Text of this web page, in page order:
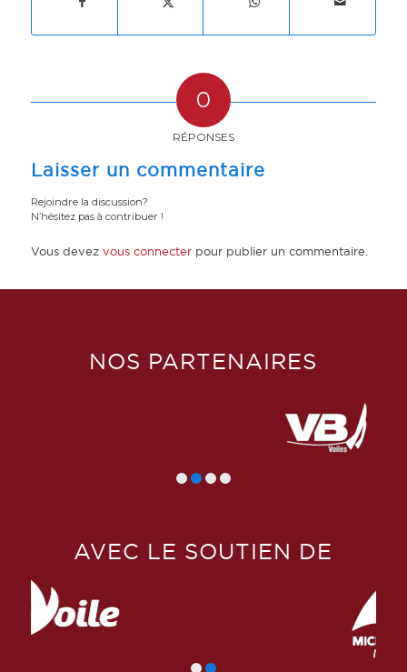
0
RÉPONSES
Laisser un commentaire
Rejoindre la discussion?
N’hésitez pas à contribuer !
Vous devez vous connecterpour publier un commentaire.
NOS PARTENAIRES
AVEC LE SOUTIEN DE